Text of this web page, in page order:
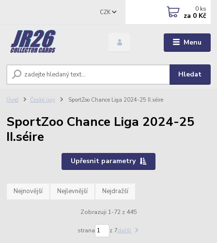
Menu
CZK
Hledat
0 ks
za 0 Kč
Úvod České ligy SportZoo Chance Liga 2024-25 II.séire
SportZoo Chance Liga 2024-25
II.séire
Upřesnit parametry
Nejnovější Nejlevnější Nejdražší
Zobrazuji 1-72 z 445
strana z 7další